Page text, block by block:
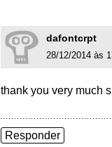
dafontcrpt
28/12/2014 às
thank you very much
Responder